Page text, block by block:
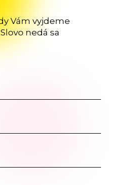
Vám vyjdeme
nedá sa